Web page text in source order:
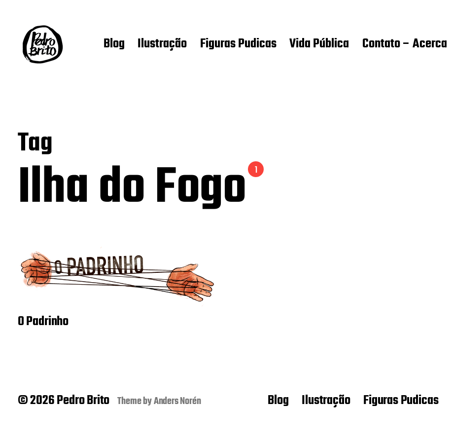
Blog Ilustração Figuras Pudicas Vida Pública Contato – Acerca
Tag
Ilha do Fogo1
O Padrinho
© 2026 Pedro Brito Theme byAnders Norén Blog Ilustração Figuras Pudicas